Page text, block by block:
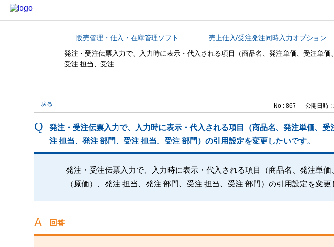
カテゴリから探す販売管理・仕入・在庫管理ソフト
売上仕入/受注発注同時入力オプション
発注・受注伝票入力で、入力時に表示・代入される項目（商品名、発注単価、受注単価
受注 担当、受注 ...
戻る No : 867 公開日時 :
発注・受注伝票入力で、入力時に表示・代入される項目（商品名、発注単価、
注 担当、発注 部門、受注 担当、受注 部門）の引用設定を変更したいです。
発注・受注伝票入力で、入力時に表示・代入される項目（商品名、発注単
（原価）、発注 担当、発注 部門、受注 担当、受注 部門）の引用設定を変更
回答